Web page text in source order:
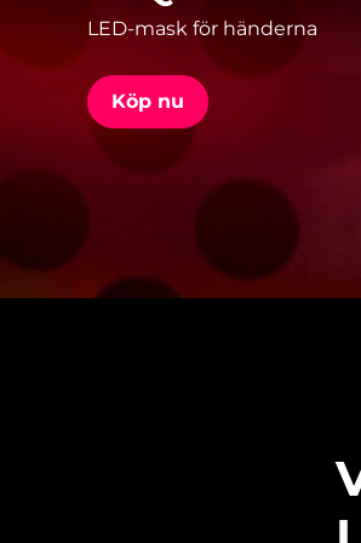
LED-mask för händerna
Köp nu
issa™ Teeth Whitening Set
FAQ™ Dual LED Panel
POPULÄR